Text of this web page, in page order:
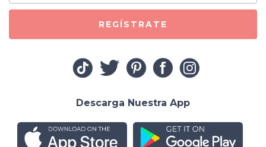
REGÍSTRATE
Descarga Nuestra App